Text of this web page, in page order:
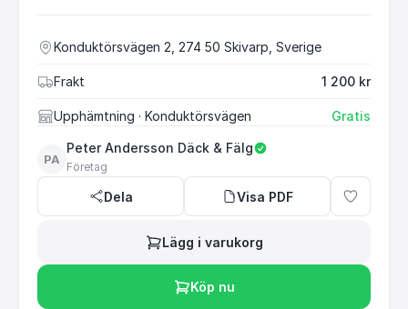
Konduktörsvägen 2, 274 50 Skivarp, Sverige
Frakt 1 200 kr
Upphämtning · Konduktörsvägen Gratis
PA
Peter Andersson Däck & Fälg
Företag
Dela Visa PDF
Lägg i varukorg
Köp nu